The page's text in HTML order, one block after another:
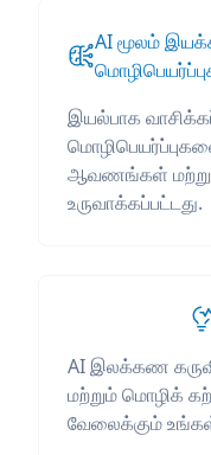
AI மூலம்
இயல்பாக
ஆவணங்கள் மற்றும்
உருவாக்கப்பட்டது.
AI இலக்கண
மற்றும் மொழிக்
வேலைக்கும்